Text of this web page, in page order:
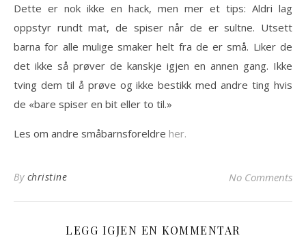
Dette er nok ikke en hack, men mer et tips: Aldri lag
oppstyr rundt mat, de spiser når de er sultne. Utsett
barna for alle mulige smaker helt fra de er små. Liker de
det ikke så prøver de kanskje igjen en annen gang. Ikke
tving dem til å prøve og ikke bestikk med andre ting hvis
de «bare spiser en bit eller to til.»
Les om andre småbarnsforeldre her.
By christine No Comments
LEGG IGJEN EN KOMMENTAR